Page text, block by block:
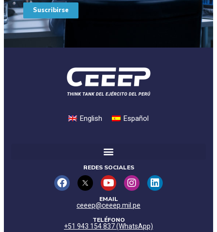
Suscribirse
English Español
REDES SOCIALES
EMAIL
ceeep@ceeep.mil.pe
TELÉFONO
+51 943 154 837 (WhatsApp)